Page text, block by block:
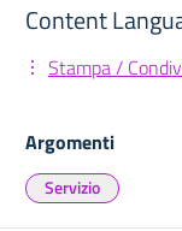
Content
Stampa /
Argomenti
Servizio